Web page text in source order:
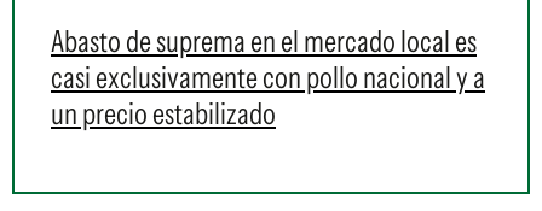
Abasto de suprema en el mercado local es
casi exclusivamente con pollo nacional y a
un precio estabilizado